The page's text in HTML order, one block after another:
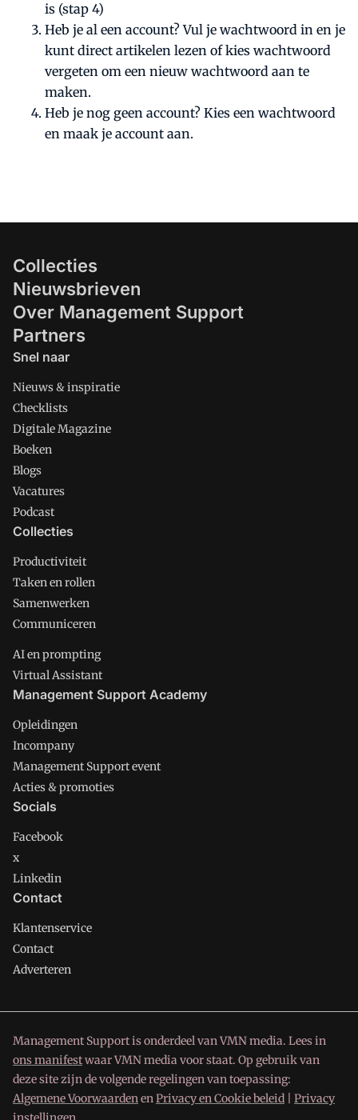
is (stap 4)
Heb je al een account? Vul je wachtwoord in en je
kunt direct artikelen lezen of kies wachtwoord
vergeten om een nieuw wachtwoord aan te
maken.
Heb je nog geen account? Kies een wachtwoord
en maak je account aan.
Collecties
Nieuwsbrieven
Over Management Support
Partners
Snel naar
Nieuws & inspiratie
Checklists
Digitale Magazine
Boeken
Blogs
Vacatures
Podcast
Collecties
Productiviteit
Taken en rollen
Samenwerken
Communiceren
AI en prompting
Virtual Assistant
Management Support Academy
Opleidingen
Incompany
Management Support event
Acties & promoties
Socials
Facebook
x
Linkedin
Contact
Klantenservice
Contact
Adverteren
Management Support is onderdeel van VMN media. Lees in
ons manifestwaar VMN media voor staat. Op gebruik van
deze site zijn de volgende regelingen van toepassing:
Algemene VoorwaardenenPrivacy en Cookie beleid
Privacy